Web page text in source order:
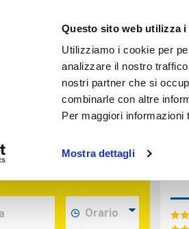
Questo sito web utilizza i
Utilizziamo i cookie per
analizzare il nostro
nostri partner che si
combinarle con altre
Per maggiori
Mostra dettagli
IL TUO
QUANDO VUOI
le date per calcolare il prezzo